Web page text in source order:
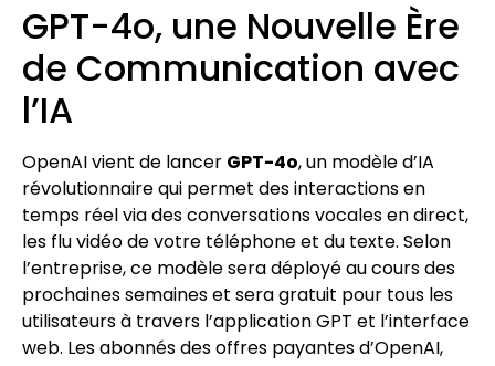
GPT-4o, une Nouvelle Ère
de Communication avec
l’IA
OpenAI vient de lancer GPT-4o, un modèle d’IA
révolutionnaire qui permet des interactions en
temps réel via des conversations vocales en direct,
les flu vidéo de votre téléphone et du texte. Selon
l’entreprise, ce modèle sera déployé au cours des
prochaines semaines et sera gratuit pour tous les
utilisateurs à travers l’application GPT et l’interface
web. Les abonnés des offres payantes d’OpenAI,